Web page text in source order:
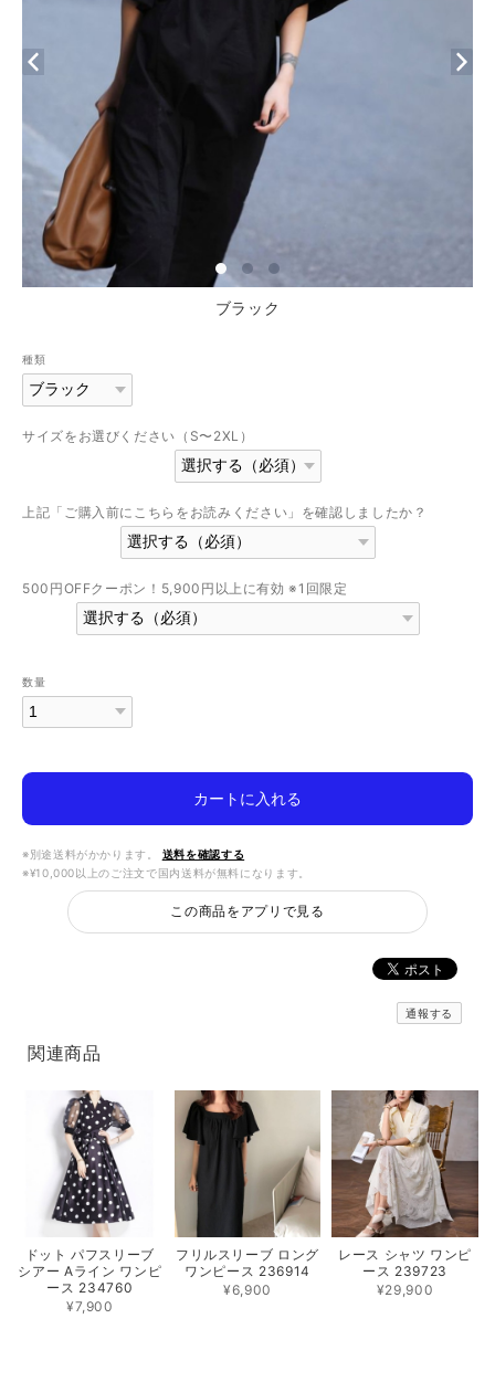
ブラック
種類
サイズをお選びください（S〜2XL）
上記「ご購入前にこちらをお読みください」を確認しましたか？
500円OFFクーポン！5,900円以上に有効 ※1回限定
数量
カートに入れる
※別途送料がかかります。
送料を確認する
※¥10,000以上のご注文で国内送料が無料になります。
この商品をアプリで見る
通報する
関連商品
ドット パフスリーブ
シアー Aライン ワンピ
ース 234760
¥7,900
フリルスリーブ ロング
ワンピース 236914
¥6,900
レース シャツ ワンピ
ース 239723
¥29,900